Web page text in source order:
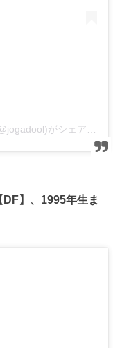
DF】、1995年生ま